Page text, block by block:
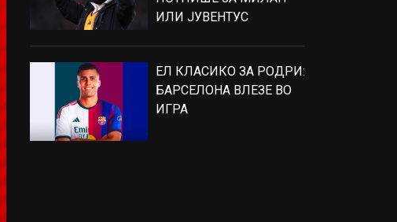
ИЛИ ЈУВЕНТУС
ЕЛ КЛАСИКО ЗА РОДРИ:
БАРСЕЛОНА ВЛЕЗЕ ВО
ИГРА